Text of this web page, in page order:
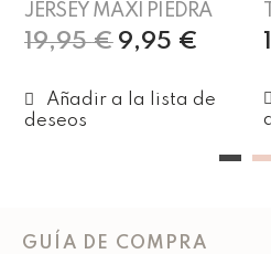
JERSEY MAXI PIEDRA
19,95€ 9,95 €
GUÍA DE COMPRA